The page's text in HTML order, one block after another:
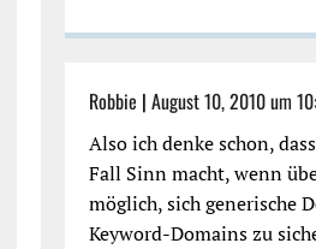
Robbie | August 10, 2010 um
Also ich denke schon,
Fall Sinn macht, wenn
möglich, sich generische
Keyword-Domains zu